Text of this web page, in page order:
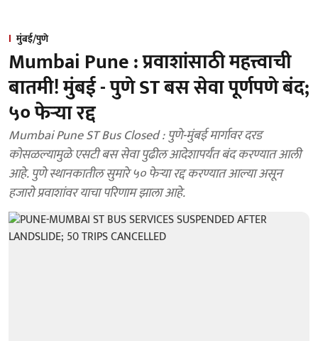
मुंबई/पुणे
Mumbai Pune : प्रवाशांसाठी महत्त्वाची
बातमी! मुंबई - पुणे ST बस सेवा पूर्णपणे बंद;
५० फेऱ्या रद्द
Mumbai Pune ST Bus Closed : पुणे-मुंबई मार्गावर दरड
कोसळल्यामुळे एसटी बस सेवा पुढील आदेशापर्यंत बंद करण्यात आली
आहे. पुणे स्थानकातील सुमारे ५० फेऱ्या रद्द करण्यात आल्या असून
हजारो प्रवाशांवर याचा परिणाम झाला आहे.